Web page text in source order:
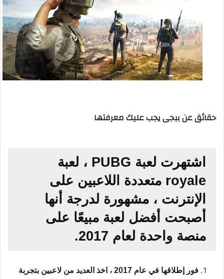
حقائق عن ببجى يجب عليك معرفتها
اشتهرت لعبة PUBG ، لعبة
royale متعددة اللاعبين على
الإنترنت ، مشهورة لدرجة أنها
أصبحت أفضل لعبة مبيعًا على
منصة واحدة لعام 2017.
فور إطلاقها في عام 2017 ، اخذ العديد من لاعبين بتجربة